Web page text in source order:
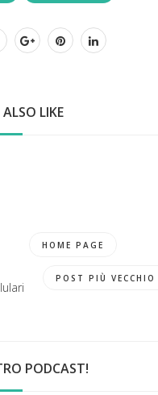
LIKE
HOME PAGE
POST PIÙ VECCHIO
PODCAST!